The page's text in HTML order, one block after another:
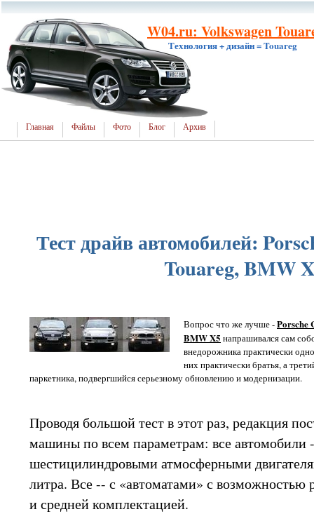
W04.ru: Volkswagen
Технология + дизайн = Touareg
Главная Файлы Фото Блог Архив
Тест драйв автомобилей:
Touareg, BMW
Вопрос что же лучше -Porsche
BMW X5 напрашивался сам
внедорожника практически
них практически братья, а
паркетника, подвергшийся серьезному обновлению и модернизации.
Проводя большой тест в этот раз, редакция
машины по всем параметрам: все автомобили
шестицилиндровыми атмосферными
литра. Все -- с «автоматами» с возможностью
и средней комплектацией.